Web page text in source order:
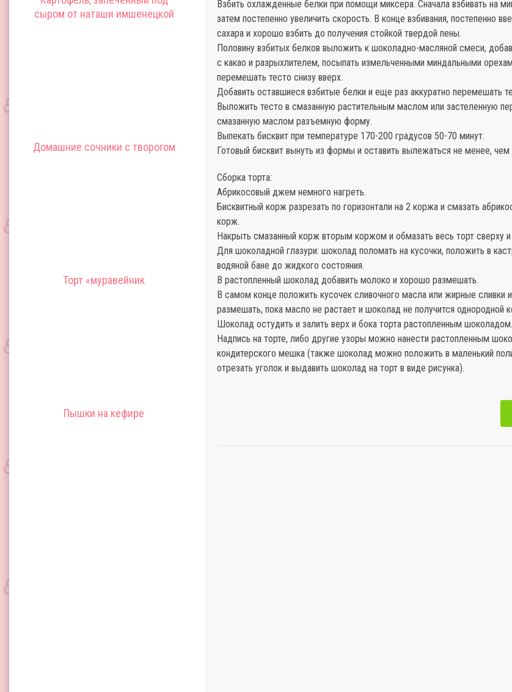
сыром от наташи имшенецкой
Домашние сочники с творогом
Торт «муравейник
Пышки на кефире
Взбить охлажденные белки при помощи миксера. Сначала взбивать на
затем постепенно увеличить скорость. В конце взбивания, постепенно
сахара и хорошо взбить до получения стойкой твердой пены.
Половину взбитых белков выложить к шоколадно-масляной смеси,
с какао и разрыхлителем, посыпать измельченными миндальными
перемешать тесто снизу вверх.
Добавить оставшиеся взбитые белки и еще раз аккуратно перемешать
Выложить тесто в смазанную растительным маслом или застеленную
смазанную маслом разъемную форму.
Выпекать бисквит при температуре 170-200 градусов 50-70 минут.
Готовый бисквит вынуть из формы и оставить вылежаться не менее, чем
Сборка торта:
Абрикосовый джем немного нагреть.
Бисквитный корж разрезать по горизонтали на 2 коржа и смазать
корж.
Накрыть смазанный корж вторым коржом и обмазать весь торт сверху
Для шоколадной глазури: шоколад поломать на кусочки, положить в
водяной бане до жидкого состояния.
В растопленный шоколад добавить молоко и хорошо размешать.
В самом конце положить кусочек сливочного масла или жирные сливки
размешать, пока масло не растает и шоколад не получится однородной
Шоколад остудить и залить верх и бока торта растопленным шоколадом.
Надпись на торте, либо другие узоры можно нанести растопленным
кондитерского мешка (также шоколад можно положить в маленький
отрезать уголок и выдавить шоколад на торт в виде рисунка).